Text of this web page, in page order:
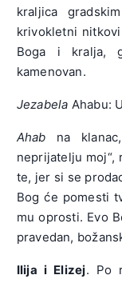
kraljica
krivokletni
Boga i kralja,
kamenovan.
Jezabela Ahabu:
Ahab na
neprijatelju moj“,
te, jer si se
Bog će pomesti
mu oprosti. Evo
pravedan,
Ilija i Elizej. Po